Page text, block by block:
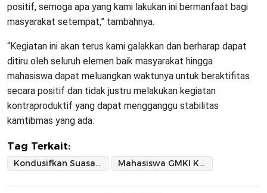
positif, semoga apa yang kami lakukan ini bermanfaat bagi
masyarakat setempat,” tambahnya.
“Kegiatan ini akan terus kami galakkan dan berharap dapat
ditiru oleh seluruh elemen baik masyarakat hingga
mahasiswa dapat meluangkan waktunya untuk beraktifitas
secara positif dan tidak justru melakukan kegiatan
kontraproduktif yang dapat mengganggu stabilitas
kamtibmas yang ada.
Tag Terkait:
Kondusifkan Suasana Pasca Pemilu 2024 Mahasiswa GMKI Kota Palopo Gelar Baksos Ke Warga Kurang Mampu